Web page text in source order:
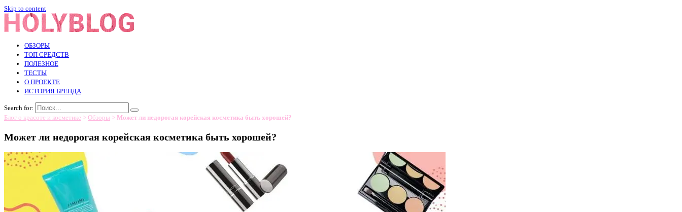
Skip to content
ОБЗОРЫ
ТОП СРЕДСТВ
ПОЛЕЗНОЕ
ТЕСТЫ
О ПРОЕКТЕ
ИСТОРИЯ БРЕНДА
Search for:
Блог о красоте и косметике > Обзоры > Может ли недорогая корейская косметика быть хорошей?
Может ли недорогая корейская косметика быть хорошей?